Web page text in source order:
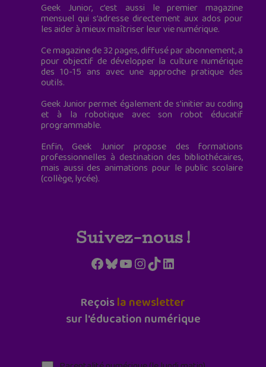
Geek Junior, c’est aussi le premier magazine
mensuel qui s’adresse directement aux ados pour
les aider à mieux maîtriser leur vie numérique.
Ce magazine de 32 pages, diffusé par abonnement, a
pour objectif de développer la culture numérique
des 10-15 ans avec une approche pratique des
outils.
Geek Junior permet également de s'initier au coding
et à la robotique avec son robot éducatif
programmable.
Enfin, Geek Junior propose des formations
professionnelles à destination des bibliothécaires,
mais aussi des animations pour le public scolaire
(collège, lycée).
Suivez-nous !
Facebook
Bluesky
YouTube
Instagram
TikTokLinkedIn
Reçoisla newsletter
sur l'éducation numérique